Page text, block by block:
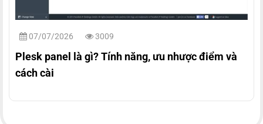
07/07/2026 3009
Plesk panel là gì? Tính năng, ưu nhược điểm và
cách cài